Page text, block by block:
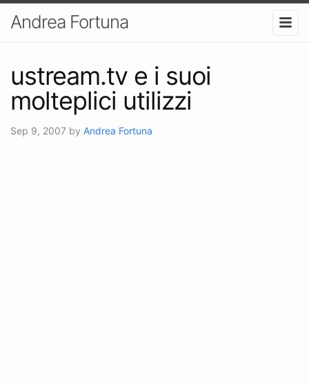
Andrea Fortuna
ustream.tv e i suoi
molteplici utilizzi
Sep 9, 2007 by Andrea Fortuna